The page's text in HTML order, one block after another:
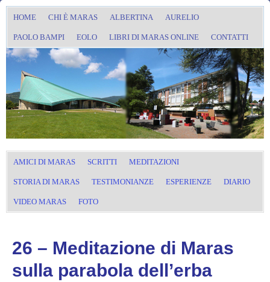
HOME CHI È MARAS ALBERTINA AURELIO
PAOLO BAMPI EOLO LIBRI DI MARAS ONLINE CONTATTI
AMICI DI MARAS SCRITTI MEDITAZIONI
STORIA DI MARAS TESTIMONIANZE ESPERIENZE DIARIO
VIDEO MARAS FOTO
26 – Meditazione di Maras
sulla parabola dell’erba